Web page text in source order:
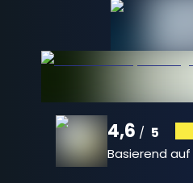
4,6 / 5
Basierend auf